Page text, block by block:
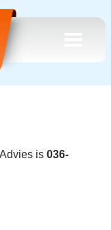
is 036-